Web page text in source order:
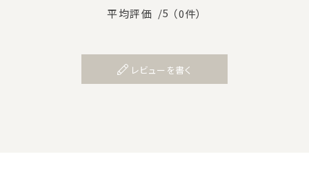
平均評価 /5 （0件）
レビューを書く